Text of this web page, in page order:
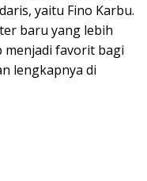
yaitu Fino Karbu.
baru yang lebih
menjadi favorit bagi
lengkapnya di